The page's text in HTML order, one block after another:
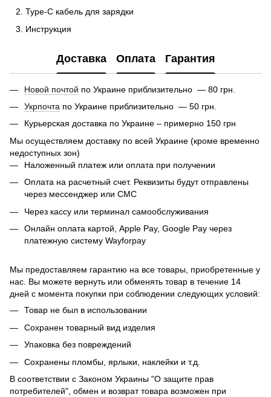
Type-C кабель для зарядки
Инструкция
Доставка Оплата Гарантия
Новой почтой по Украине приблизительно — 80 грн.
Укрпочта по Украине приблизительно — 50 грн.
Курьерская доставка по Украине – примерно 150 грн
Мы осуществляем доставку по всей Украине (кроме временно
недоступных зон)
Наложенный платеж или оплата при получении
Оплата на расчетный счет. Реквизиты будут отправлены
через мессенджер или СМС
Через кассу или терминал самообслуживания
Онлайн оплата картой, Apple Pay, Google Pay через
платежную систему Wayforpay
Мы предоставляем гарантию на все товары, приобретенные у
нас. Вы можете вернуть или обменять товар в течение 14
дней с момента покупки при соблюдении следующих условий:
Товар не был в использовании
Сохранен товарный вид изделия
Упаковка без повреждений
Сохранены пломбы, ярлыки, наклейки и т.д.
В соответствии с Законом Украины "О защите прав
потребителей", обмен и возврат товара возможен при